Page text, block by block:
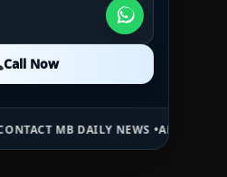
Call Now
Call Now
DAILY NEWS •ADVERTISE HERE •